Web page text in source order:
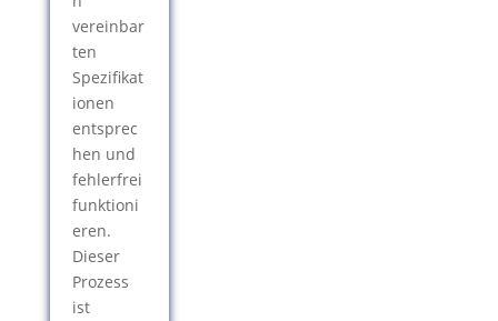
vereinbar
ten
Spezifikat
ionen
entsprec
hen und
fehlerfrei
funktioni
eren.
Dieser
Prozess
ist